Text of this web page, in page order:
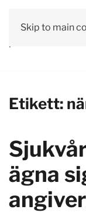
Skip to main
Vår
Debatt
Om
Etikett:
ägna